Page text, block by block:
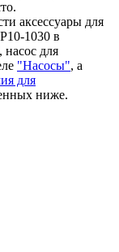
аксессуары для
1030 в
, насос для
"Насосы", а
для
ниже.